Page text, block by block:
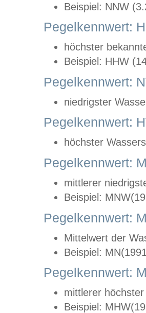
Beispiel: NNW
Pegelkennwert:
höchster
Beispiel: HHW
Pegelkennwert:
niedrigster
Pegelkennwert:
höchster
Pegelkennwert:
mittlerer
Beispiel:
Pegelkennwert:
Mittelwert der
Beispiel:
Pegelkennwert:
mittlerer
Beispiel: